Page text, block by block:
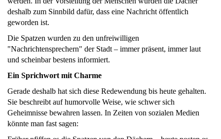
deshalb zum Sinnbild dafür, dass eine Nachricht öffentlich
geworden ist.
Die Spatzen wurden zu den unfreiwilligen
"Nachrichtensprechern" der Stadt – immer präsent, immer laut
und scheinbar bestens informiert.
Ein Sprichwort mit Charme
Gerade deshalb hat sich diese Redewendung bis heute gehalten.
Sie beschreibt auf humorvolle Weise, wie schwer sich
Geheimnisse bewahren lassen. In Zeiten von sozialen Medien
könnte man fast sagen: